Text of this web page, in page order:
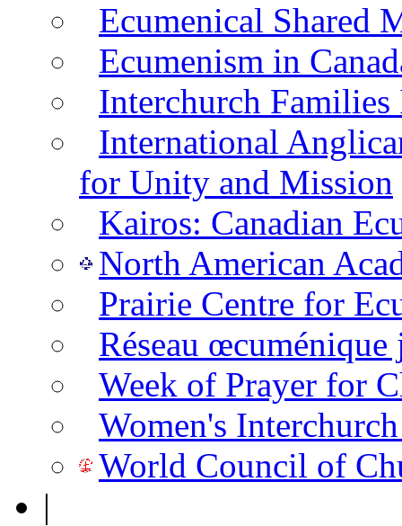
Ecumenical Shared
Ecumenism in
Interchurch
International
for Unity and Mission
Kairos: Canadian
North American
Prairie Centre for
Réseau
Week of Prayer for
Women's
World Council of
|